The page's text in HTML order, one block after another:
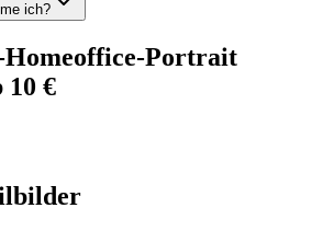
ich?
Homeoffice-Portrait
€